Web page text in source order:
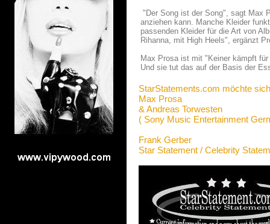
"Der Song ist der Song", sagt Max
anziehen kann. Manche Kleider
passenden Kleider für die Art von
Rihanna, mit High Heels", ergänzt
Max Prosa ist mit "Keiner kämpft
Und sie tut das auf der Basis der
StarStatements.com möchte
Max Prosa
& Andreas Torwesten
( Sony Music Entertainment
Frank Gerber
Star Statement / Celebrity